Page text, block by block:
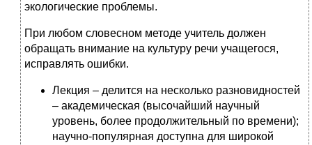
экологические проблемы.
При любом словесном методе учитель должен
обращать внимание на культуру речи учащегося,
исправлять ошибки.
Лекция – делится на несколько разновидностей
– академическая (высочайший научный
уровень, более продолжительный по времени);
научно-популярная доступна для широкой